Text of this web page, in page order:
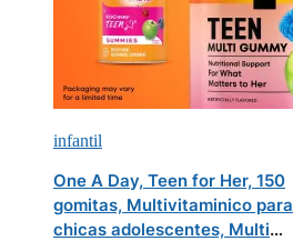
infantil
One A Day, Teen for Her, 150
gomitas, Multivitaminico para
chicas adolescentes, Multi